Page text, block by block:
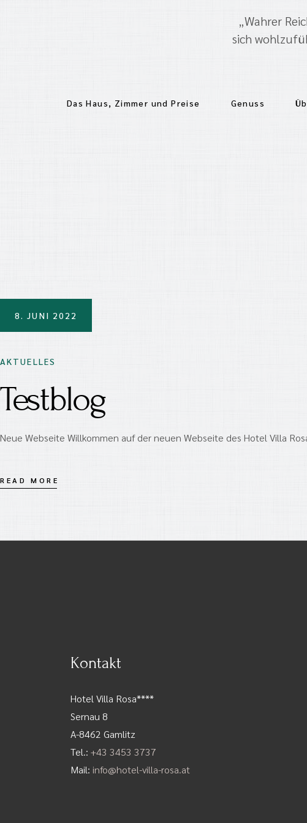
„Wahrer
sich
Das Haus, Zimmer und Preise Genuss
8. JUNI 2022
AKTUELLES
Testblog
Neue Webseite Willkommen auf der neuen Webseite des Hotel Villa
READ MORE
Kontakt
Hotel Villa Rosa****
Sernau 8
A-8462 Gamlitz
Tel.: +43 3453 3737
Mail: info@hotel-villa-rosa.at